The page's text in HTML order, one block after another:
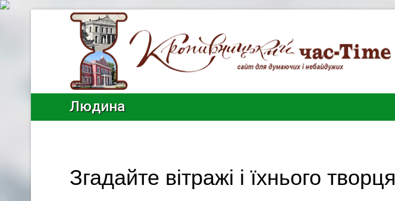
Людина
Згадайте вітражі і їхнього творця